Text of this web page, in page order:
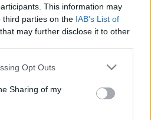
This information may
third parties on the IAB’s List of
that may further disclose it to other
app uses one or more Google
behaviour. You may click to
and its third-party tags to
purposes in below Google
Opt Outs
Sharing of my